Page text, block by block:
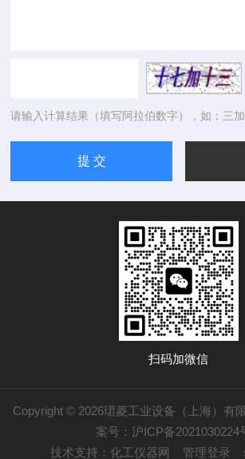
请输入计算结果（填写阿拉伯数字），如：三
扫码加微信
Copyright © 2026珺菱工业设备（上海）有
案号：沪ICP备2021030224
技术支持： 化工仪器网 管理登录